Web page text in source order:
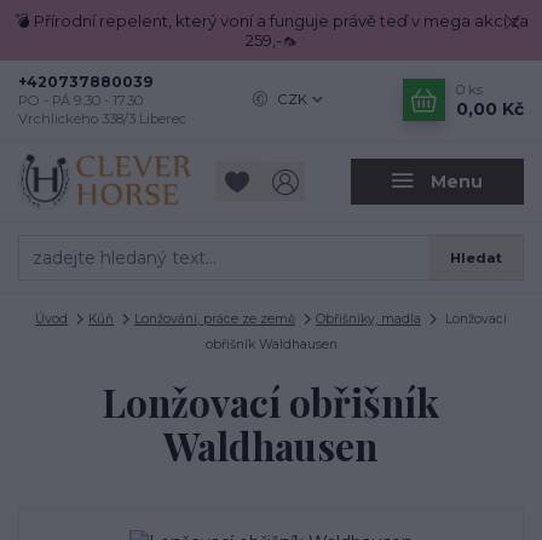
💣 Přírodní repelent, který voní a funguje právě teď v mega akci za
259,-🦟
Menu
CZK
Hledat
+420737880039
PO - PÁ 9.30 - 17.30
Vrchlického 338/3 Liberec
0 ks
0,00 Kč
Úvod Kůň Lonžování, práce ze země Obřišníky, madla
Lonžovací
obřišník Waldhausen
Lonžovací obřišník
Waldhausen